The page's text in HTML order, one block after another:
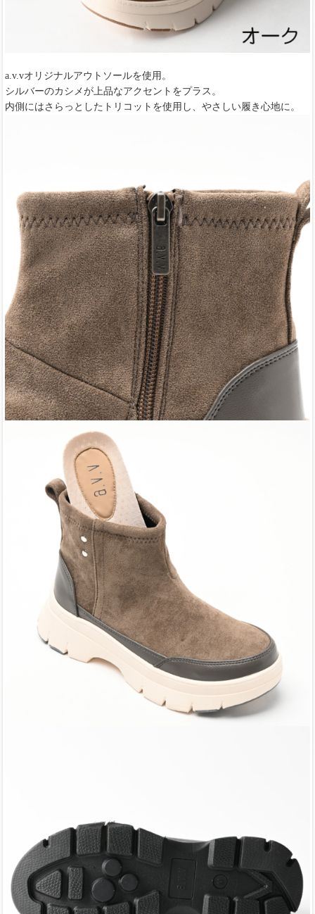
a.v.vオリジナルアウトソールを使用。
シルバーのカシメが上品なアクセントをプラス。
内側にはさらっとしたトリコットを使用し、やさしい履き心地に。